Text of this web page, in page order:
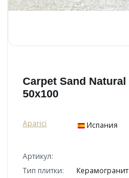
Carpet Sand Natural
50x100
Aparici Испания
Артикул:
Тип плитки:
Керамогранит